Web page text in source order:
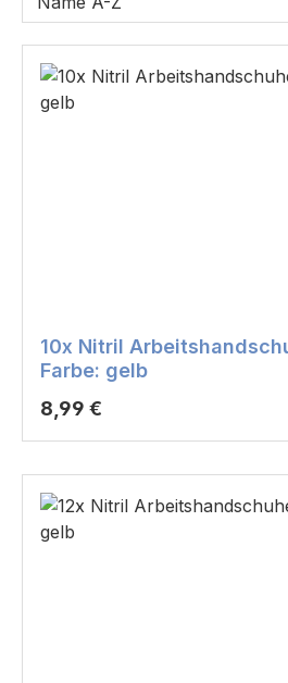
10x Nitril
Farbe: gelb
Regulärer Preis:
8,99 €